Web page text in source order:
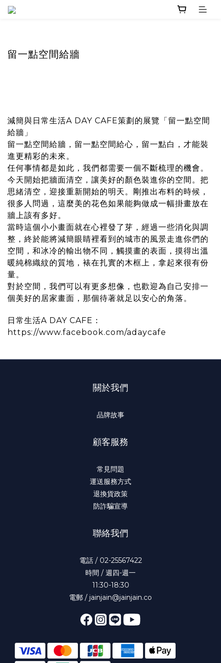
留一點空間給牆
減簡與日常生活A DAY CAFE策劃的展覽「留一點空間
給牆」
留一點空間給牆，留一點空間給心，留一點白，才能裝
進更精彩的未來。
任何事情都是如此，我們都需要一個不斷梳理的機會。
今天開始把牆面清空，讓美好的顏色裝進你的空間。把
思緒清空，迎接重新開始的明天。剛推出布料的時候，
很多人問過，這麼美的花色如果能夠做成一幅掛畫放在
牆上該有多好。
當時這個小小畫面就在心裡發了芽，經過一些消化與調
整，終於能將減簡眼睛裡看到的城市的風景走進你們的
空間，和冰冷的輸出物不同，觸摸畫的表面，摸得出溫
暖純棉織紋的質地，裱在扎實的木框上，拿起來很有份
量。
對於空間，我們可以有更多想像，也歡迎為自己安排一
個美好的居家畫面，那個待著就足以安心的角落。
日常生活A DAY CAFE：
https://www.facebook.com/adaycafe
關於我們
品牌故事
顧客服務
常見問題
運送服務方式
退換貨政策
防詐騙宣導
聯絡我們
電話 / 02-25567422
時間 / 週四-週一
11:30-18:30
電郵 / jainjain@jainjain.co